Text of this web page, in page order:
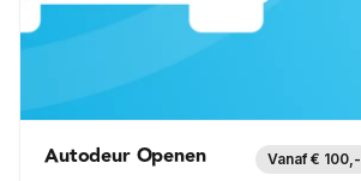
Meer info —
Autodeur Openen Vanaf € 100,-